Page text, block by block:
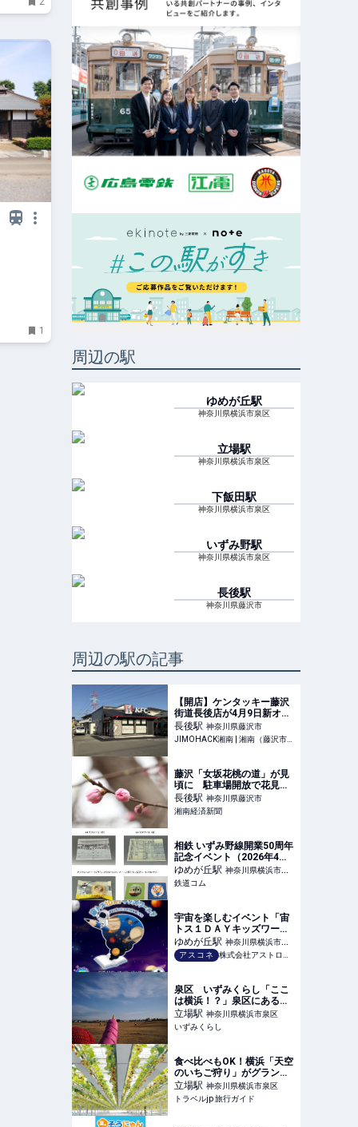
1
周辺の駅
ゆめが丘駅
神奈川県横浜市泉区
立場駅
神奈川県横浜市泉区
下飯田駅
神奈川県横浜市泉区
いずみ野駅
神奈川県横浜市泉区
長後駅
神奈川県藤沢市
周辺の駅の記事
【開店】ケンタッキー藤沢
街道長後店が4月9日新オー
プン！ドライブスルーも便
利！
長後駅 神奈川県藤沢市
JIMOHACK湘南 | 湘南（藤沢市・茅ヶ崎市等）のグルメ・イベント・観光情報
藤沢「女坂花桃の道」が見
頃に 駐車場開放で花見客
の姿も
長後駅 神奈川県藤沢市
湘南経済新聞
相鉄 いずみ野線開業50周年
記念イベント（2026年4月
11日） - 鉄道コム
ゆめが丘駅 神奈川県横浜市泉
区
鉄道コム
宇宙を楽しむイベント「宙
トス１ＤＡＹキッズワール
ド」12月28日(日)開催
ゆめが丘駅 神奈川県横浜市泉
区アスコネ 株式会社アストロコネクト
泉区 いずみくらし「ここ
は横浜！？」泉区にあると
っても広い場所、「通信
隊」の魅力とは
立場駅 神奈川県横浜市泉区
いずみくらし
食べ比べもOK！横浜「天空
のいちご狩り」がグランド
オープン | 神奈川県 | トラベ
ルjp 旅行ガイド
立場駅 神奈川県横浜市泉区
トラベルjp 旅行ガイド